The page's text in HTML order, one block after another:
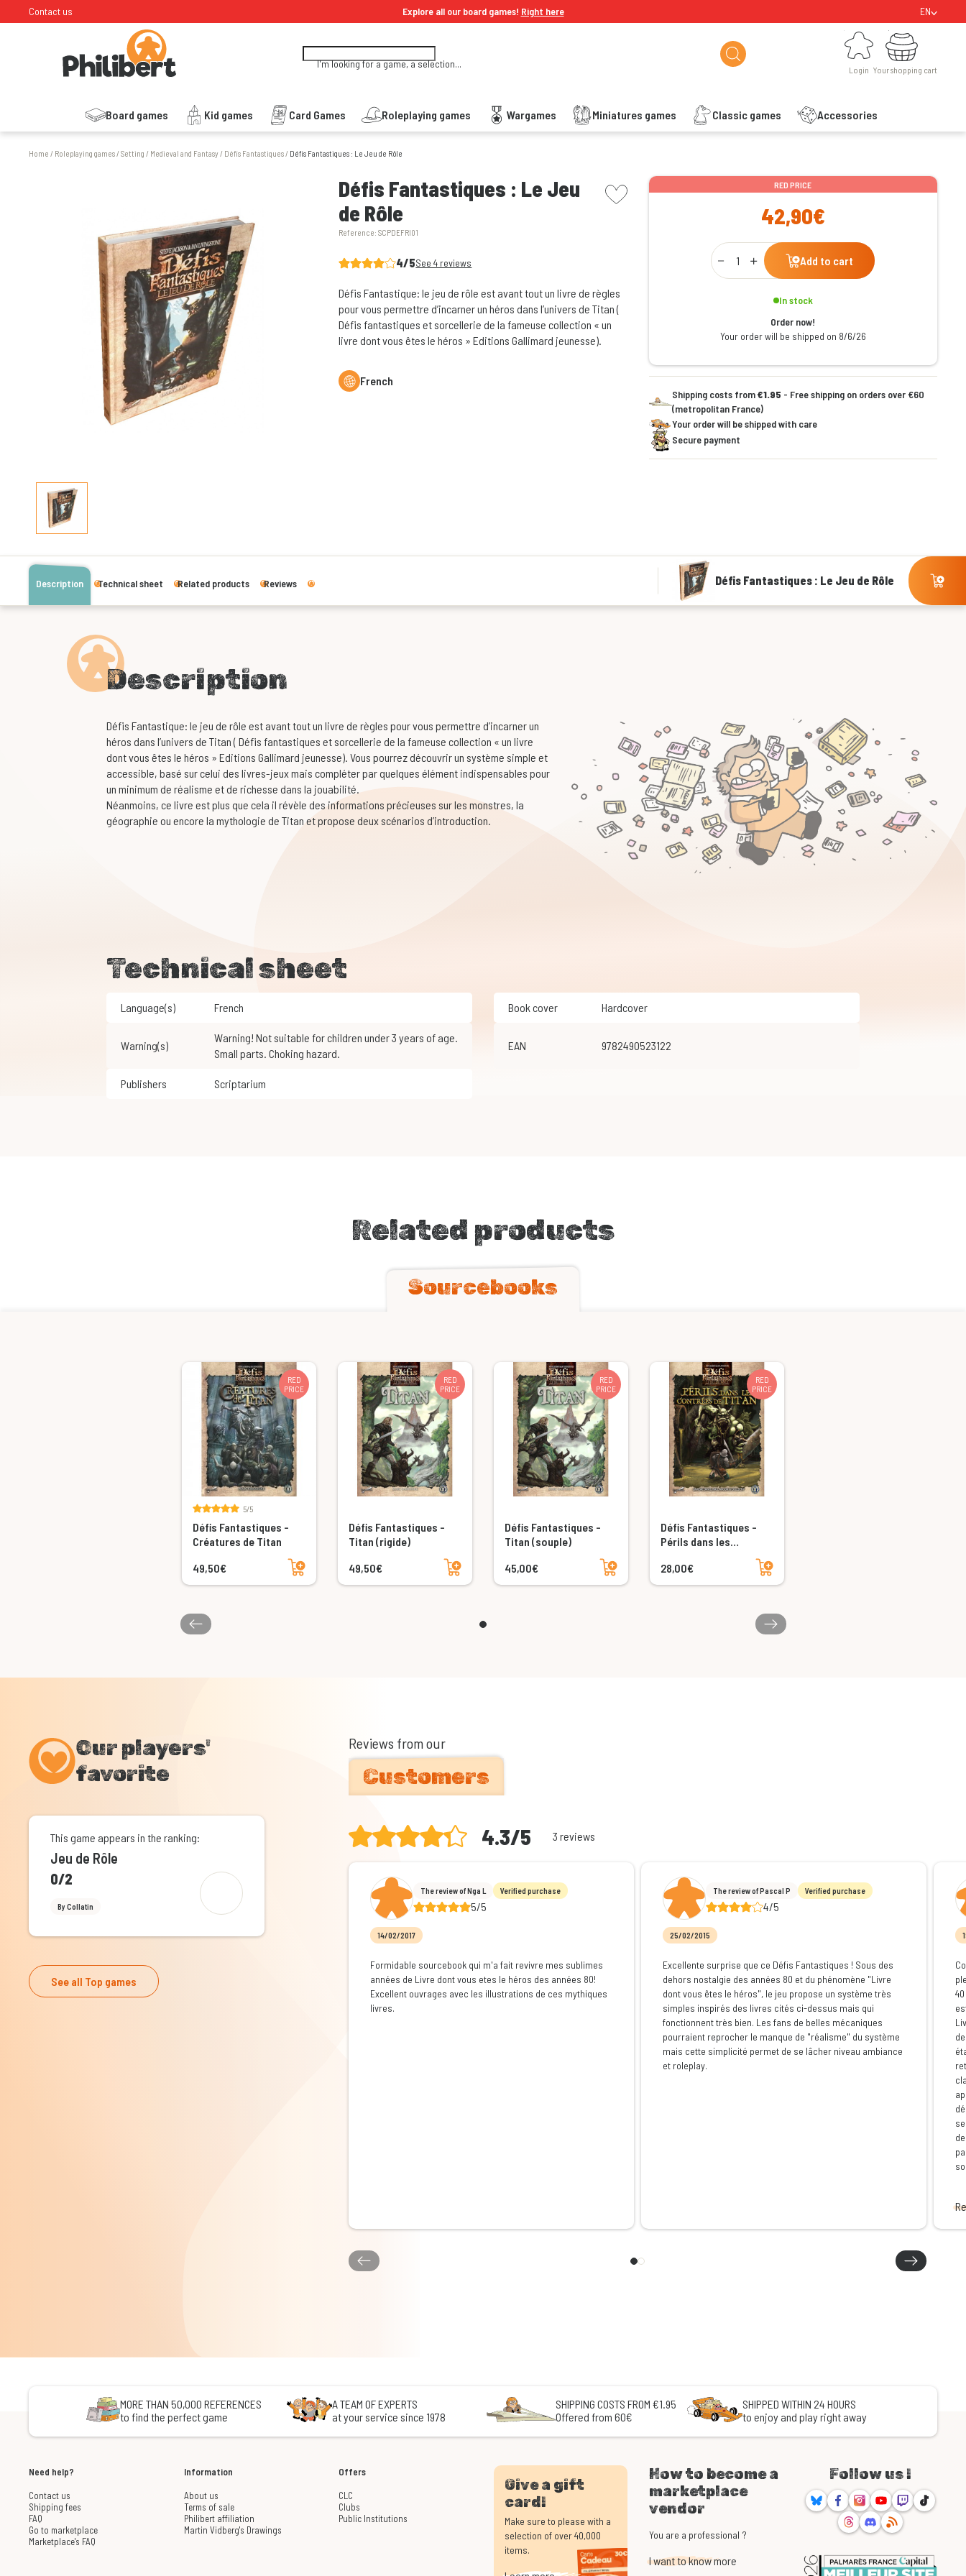
Contact us Explore all our board games! Right here EN
I'm looking for a game, a selection...
Login
Login
Board games Kid games Card Games Roleplaying games Wargames Miniatures games Classic games Accessories
Your shopping cart
Your shopping cart
Home / Roleplaying games/Setting / Medieval and Fantasy/ Défis Fantastiques/ Défis Fantastiques : Le Jeu de Rôle
Défis Fantastiques : Le Jeu
de Rôle
Reference:SCPDEFRI01
picto wishlist
4/5See 4 reviews
Défis Fantastique: le jeu de rôle est avant tout un livre de règles
pour vous permettre d’incarner un héros dans l’univers de Titan (
Défis fantastiques et sorcellerie de la fameuse collection « un
livre dont vous êtes le héros » Editions Gallimard jeunesse).
French
RED PRICE
42,90€
Qty
Add to cart
In stock
Order now!
Your order will be shipped on 8/6/26
Shipping costs from€1.95 - Free shipping on orders over €60
(metropolitan France)
Your order will be shipped with care
Secure payment
Description Technical sheet Related products Reviews Défis Fantastiques : Le Jeu de Rôle
Description
Défis Fantastique: le jeu de rôle est avant tout un livre de règles pour vous permettre d’incarner un
héros dans l’univers de Titan ( Défis fantastiques et sorcellerie de la fameuse collection « un livre
dont vous êtes le héros » Editions Gallimard jeunesse). Vous pourrez découvrir un système simple et
accessible, basé sur celui des livres-jeux mais compléter par quelques élément indispensables pour
un minimum de réalisme et de richesse dans la jouabilité.
Néanmoins, ce livre est plus que cela il révèle des informations précieuses sur les monstres, la
géographie ou encore la mythologie de Titan et propose deux scénarios d’introduction.
Technical sheet
Language(s) French Book cover Hardcover
Warning(s)
Warning! Not suitable for children under 3 years of age.
Small parts. Choking hazard.
EAN 9782490523122
Publishers Scriptarium
Related products
Sourcebooks
RED
PRICE
5/5
Défis Fantastiques -
Créatures de Titan
49,50€
Add to cart
RED
PRICE
Défis Fantastiques -
Titan (rigide)
49,50€
Add to cart
RED
PRICE
Défis Fantastiques -
Titan (souple)
45,00€
Add to cart
RED
PRICE
Défis Fantastiques -
Périls dans les
28,00€
Add to cart
Our players'
favorite
This game appears in the ranking:
Jeu de Rôle
0/2
By Collatin
See all Top games
Reviews from our
Customers
4.3/5 3 reviews
The review of Nga L Verified purchase
5/5
14/02/2017
Formidable sourcebook qui m'a fait revivre mes sublimes
années de Livre dont vous etes le héros des années 80!
Excellent ouvrages avec les illustrations de ces mythiques
livres.
The review of Pascal P Verified purchase
4/5
25/02/2015
Excellente surprise que ce Défis Fantastiques ! Sous des
dehors nostalgie des années 80 et du phénomène "Livre
dont vous êtes le héros", le jeu propose un système très
simples inspirés des livres cités ci-dessus mais qui
fonctionnent très bien. Les fans de belles mécaniques
pourraient reprocher le manque de "réalisme" du système
mais cette simplicité permet de se lâcher niveau ambiance
et roleplay.
MORE THAN 50,000 REFERENCES
to find the perfect game
A TEAM OF EXPERTS
at your service since 1978
SHIPPING COSTS FROM €1.95
Offered from 60€
SHIPPED WITHIN 24 HOURS
to enjoy and play right away
Need help?
Contact us
Shipping fees
FAQ
Go to marketplace
Marketplace's FAQ
Information
About us
Terms of sale
Philibert affiliation
Martin Vidberg's Drawings
Offers
CLC
Clubs
Public Institutions
Give a gift
card!
Make sure to please with a
selection of over 40,000
items.
How to become a
marketplace
vendor
You are a professional ?
I want to know more
Follow us !
BlueskyFacebookInstagram
YoutubeTwitchTikTok
ThreadsDiscord
RSS